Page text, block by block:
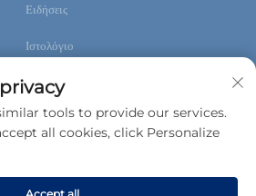
Ειδήσεις
Ιστολόγιο
Εγγραφή
tools to provide our services.
all cookies, click Personalize